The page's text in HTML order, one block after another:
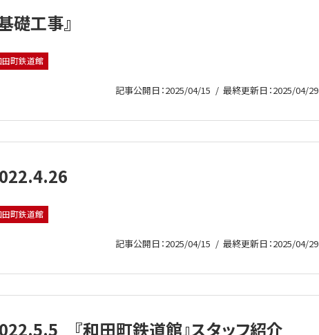
礎工事』
田町鉄道館
記事公開日：2025/04/15 最終更新日：2025/04/29
田町鉄道館
記事公開日：2025/04/15 最終更新日：2025/04/29
『和田町鉄道館』スタッフ紹介